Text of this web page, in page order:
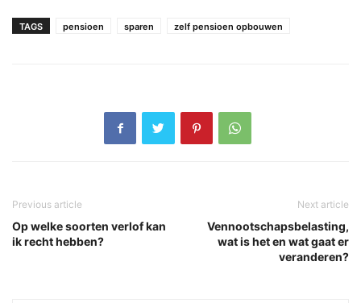
TAGS pensioen sparen zelf pensioen opbouwen
Previous article
Op welke soorten verlof kan
ik recht hebben?
Next article
Vennootschapsbelasting,
wat is het en wat gaat er
veranderen?